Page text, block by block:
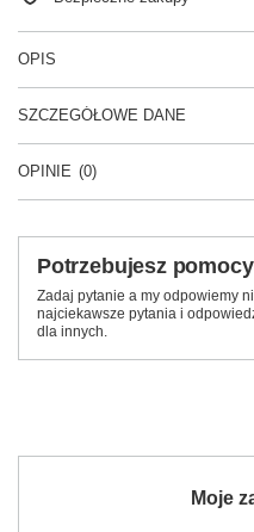
OPIS
SZCZEGÓŁOWE DANE
OPINIE (0)
Potrzebujesz
Zadaj pytanie a my odpowiemy
najciekawsze pytania i
dla innych.
Moje